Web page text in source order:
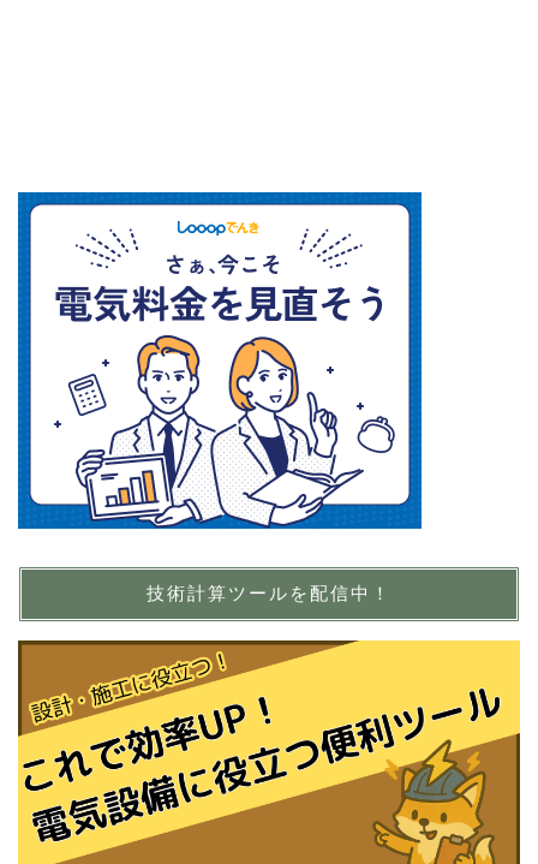
技術計算ツールを配信中！